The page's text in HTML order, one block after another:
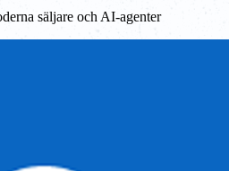
säljare och AI-agenter